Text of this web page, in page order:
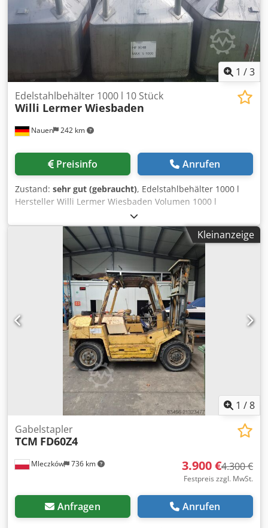
1 /3
Nauen 242 km
Edelstahlbehälter 1000 l 10 Stück
Willi Lermer Wiesbaden
Preisinfo Anrufen
Zustand: sehr gut (gebraucht), Edelstahlbehälter 1000 l
Hersteller Willi Lermer Wiesbaden Volumen 1000 l
stapelbar 10 Stück verfügbar Djdpfxolbiiaj Ag Dekr Sehr
guter Zustand, direkt aus der Produktion!!!
Kleinanzeige
1 /8
Mleczków 736 km
Gabelstapler
TCM FD60Z4
3.900 €4.300 €
Festpreis zzgl. MwSt.
Anfragen Anrufen